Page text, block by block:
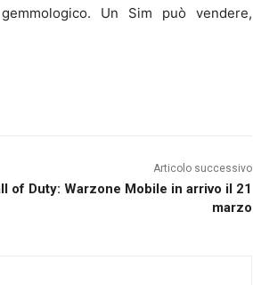
Un Sim può vendere,
Articolo successivo
of Duty: Warzone Mobile in arrivo il 21
marzo